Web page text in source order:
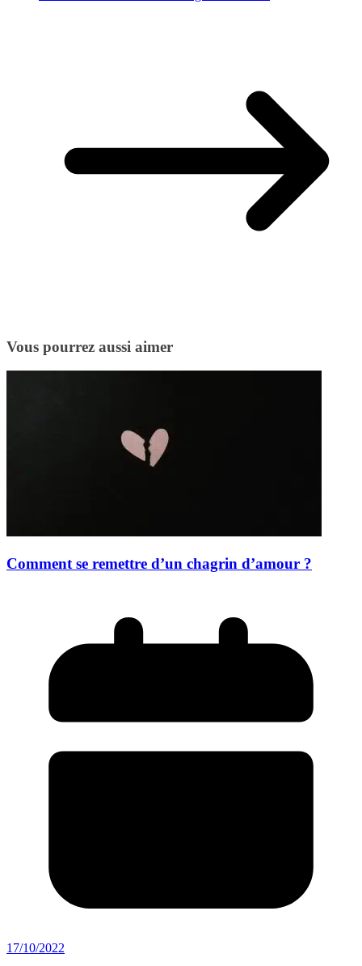
Vous pourrez aussi aimer
Comment se remettre d’un chagrin d’amour ?
17/10/2022